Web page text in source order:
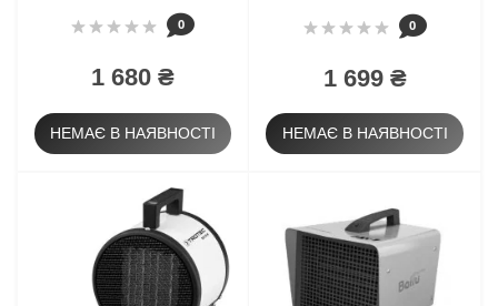
0
1 680 ₴
НЕМАЄ В НАЯВНОСТІ
0
1 699 ₴
НЕМАЄ В НАЯВНОСТІ